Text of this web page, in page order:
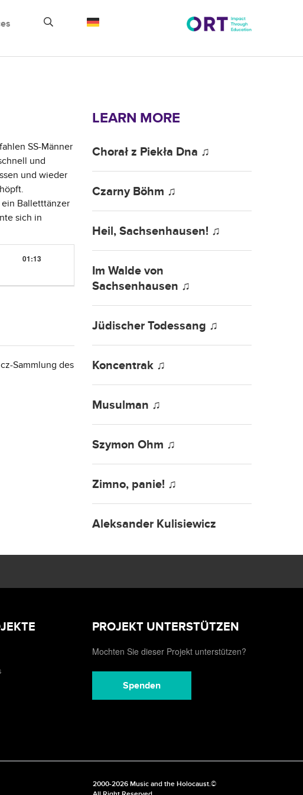
SS-Männer
und
und wieder
Balletttänzer
sich in
01:13
Sammlung des
LEARN MORE
Chorał z Piekła Dna ♫
Czarny Böhm ♫
Heil, Sachsenhausen! ♫
Im Walde von
Sachsenhausen ♫
Jüdischer Todessang ♫
Koncentrak ♫
Musulman ♫
Szymon Ohm ♫
Zimno, panie! ♫
Aleksander Kulisiewicz
PROJEKT UNTERSTÜTZEN
Mochten Sie dieser Projekt unterstützen?
Spenden
2000-2026 Music and the Holocaust.©